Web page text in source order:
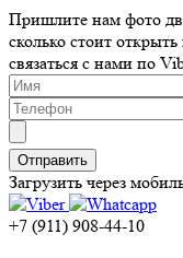
Пришлите нам фото
сколько стоит
связаться с нами по
Загрузить через
+7 (911) 908-44-10